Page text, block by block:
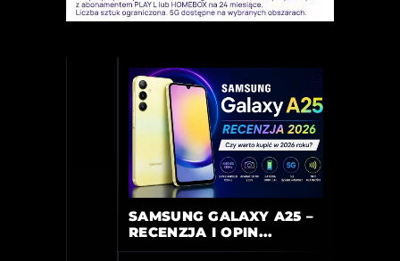
SAMSUNG GALAXY A25 –
RECENZJA I OPIN...